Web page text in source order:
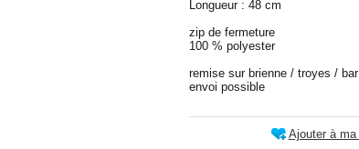
Longueur : 48 cm
zip de fermeture
100 % polyester
remise sur brienne / troyes /
envoi possible
Ajouter à